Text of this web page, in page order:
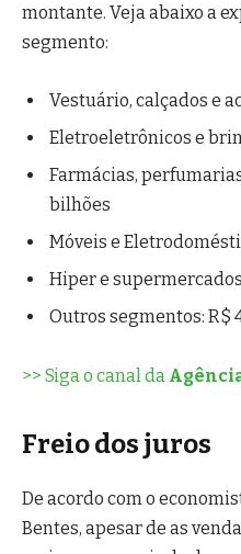
montante. Veja abaixo a
segmento:
Vestuário, calçados e
Eletroeletrônicos e
Farmácias,
bilhões
Móveis e
Hiper e
Outros segmentos: R$
>> Siga o canal da
Freio dos juros
De acordo com o
Bentes, apesar de as